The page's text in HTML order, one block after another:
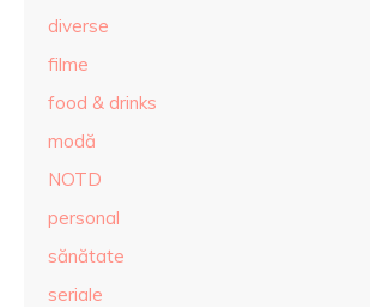
diverse
filme
food & drinks
modă
NOTD
personal
sănătate
seriale